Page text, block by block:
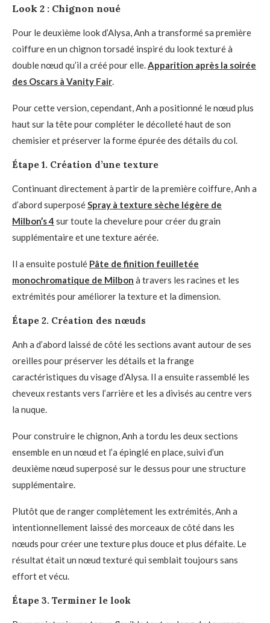
Look 2 : Chignon noué
Pour le deuxième look d’Alysa, Anh a transformé sa première
coiffure en un chignon torsadé inspiré du look texturé à
double nœud qu’il a créé pour elle.Apparition après la soirée
des Oscars à Vanity Fair.
Pour cette version, cependant, Anh a positionné le nœud plus
haut sur la tête pour compléter le décolleté haut de son
chemisier et préserver la forme épurée des détails du col.
Étape 1. Création d’une texture
Continuant directement à partir de la première coiffure, Anh a
d’abord superposéSpray à texture sèche légère de
Milbon’s 4 sur toute la chevelure pour créer du grain
supplémentaire et une texture aérée.
Il a ensuite postulé Pâte de finition feuilletée
monochromatique de Milbon à travers les racines et les
extrémités pour améliorer la texture et la dimension.
Étape 2. Création des nœuds
Anh a d’abord laissé de côté les sections avant autour de ses
oreilles pour préserver les détails et la frange
caractéristiques du visage d’Alysa. Il a ensuite rassemblé les
cheveux restants vers l’arrière et les a divisés au centre vers
la nuque.
Pour construire le chignon, Anh a tordu les deux sections
ensemble en un nœud et l’a épinglé en place, suivi d’un
deuxième nœud superposé sur le dessus pour une structure
supplémentaire.
Plutôt que de ranger complètement les extrémités, Anh a
intentionnellement laissé des morceaux de côté dans les
nœuds pour créer une texture plus douce et plus défaite. Le
résultat était un nœud texturé qui semblait toujours sans
effort et vécu.
Étape 3. Terminer le look